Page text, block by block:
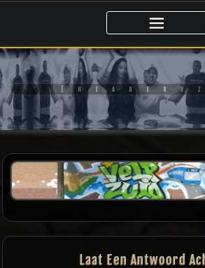
de
inhoud
[ H E A D E R V
Laat Een Antwoord